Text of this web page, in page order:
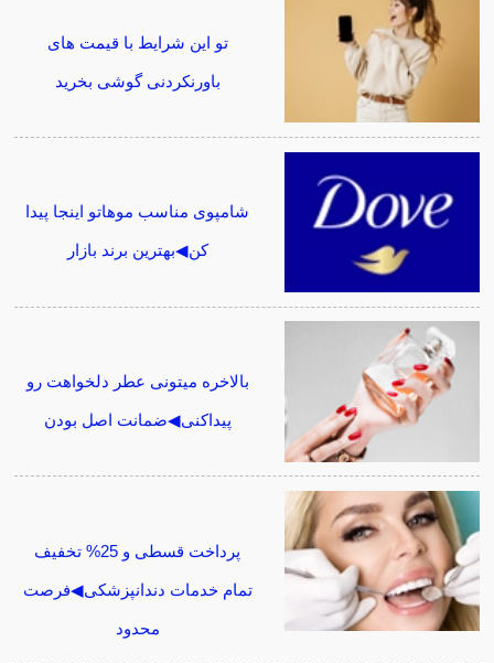
تو این شرایط با قیمت های
باورنکردنی گوشی بخرید
شامپوی مناسب موهاتو اینجا پیدا
کن◀بهترین برند بازار
بالاخره میتونی عطر دلخواهت رو
پیداکنی◀ضمانت اصل بودن
پرداخت قسطی و 25% تخفیف
تمام خدمات دندانپزشکی◀فرصت
محدود